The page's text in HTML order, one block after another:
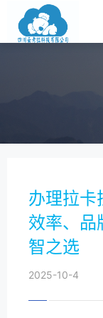
办理拉卡
效率、品
智之选
2025-10-4